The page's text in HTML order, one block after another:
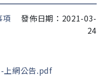
項
發佈日期：2021-03-
24
上網公告.pdf